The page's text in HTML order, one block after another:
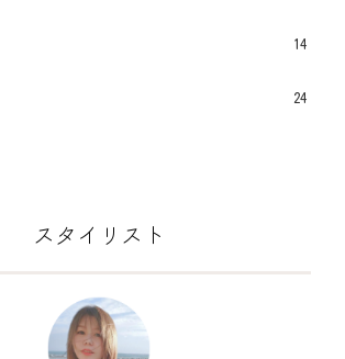
14
24
スタイリスト